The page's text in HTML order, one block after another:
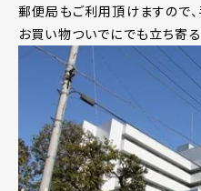
郵便局もご利用頂けますので
お買い物ついでにでも立ち寄